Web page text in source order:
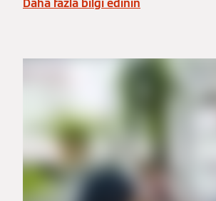
Daha fazla bilgi edinin